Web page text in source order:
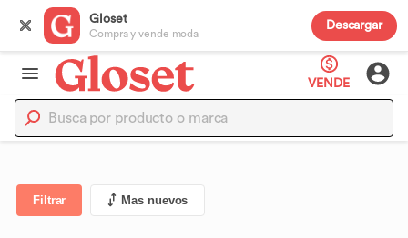
Gloset
Compra y vende moda
Descargar
VENDE
Filtrar Mas nuevos